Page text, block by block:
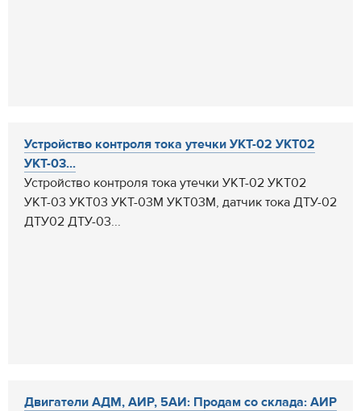
Устройство контроля тока утечки УКТ-02 УКТ02
УКТ-03...
Устройство контроля тока утечки УКТ-02 УКТ02
УКТ-03 УКТ03 УКТ-03М УКТ03М, датчик тока ДТУ-02
ДТУ02 ДТУ-03...
Двигатели АДМ, АИР, 5АИ: Продам со склада: АИР